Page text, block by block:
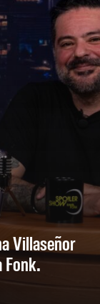
Villaseñor
Fonk.